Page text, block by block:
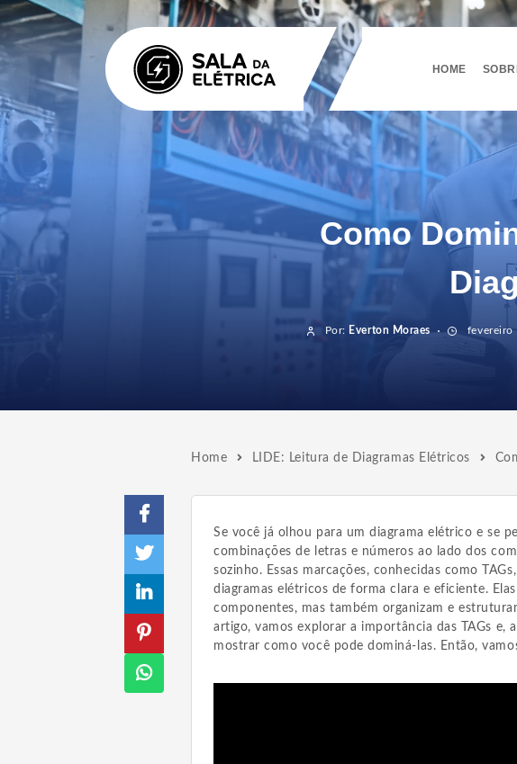
HOME
Como
Por: Everton Moraes fevereiro
Home LIDE: Leitura de Diagramas Elétricos
Se você já olhou para um diagrama elétrico e se
combinações de letras e números ao lado dos
sozinho. Essas marcações, conhecidas como
diagramas elétricos de forma clara e eficiente.
componentes, mas também organizam e
artigo, vamos explorar a importância das TAGs e,
mostrar como você pode dominá-las. Então,